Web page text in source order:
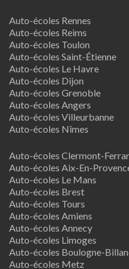
Auto-écoles Rennes
Auto-écoles Reims
Auto-écoles Toulon
Auto-écoles Saint-Étienne
Auto-écoles Le Havre
Auto-écoles Dijon
Auto-écoles Grenoble
Auto-écoles Angers
Auto-écoles Villeurbanne
Auto-écoles Nîmes
Auto-écoles Clermont-
Auto-écoles Aix-En-
Auto-écoles Le Mans
Auto-écoles Brest
Auto-écoles Tours
Auto-écoles Amiens
Auto-écoles Annecy
Auto-écoles Limoges
Auto-écoles Boulogne-
Auto-écoles Metz